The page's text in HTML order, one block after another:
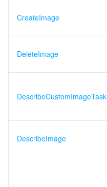
CreateImage
DeleteImage
DescribeCustomImageTask
DescribeImage